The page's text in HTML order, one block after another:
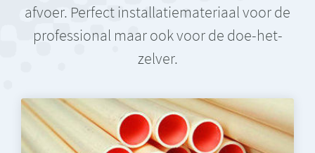
afvoer. Perfect installatiemateriaal voor de
professional maar ook voor de doe-het-
zelver.